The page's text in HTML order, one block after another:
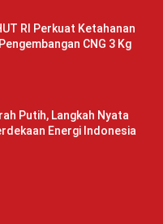
RI Perkuat Ketahanan
CNG 3 Kg
Putih, Langkah Nyata
Energi Indonesia